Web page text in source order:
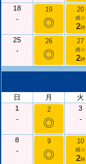
18
-
19
◎
20
残り
2枠
25
-
26
◎
27
残り
2枠
日
月 火
1
-
2
◎
3
-
8
-
9
◎
10
残り
2枠